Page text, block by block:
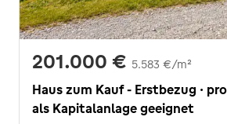
201.000 € 5.583 €/m²
Haus zum Kauf - Erstbezug ·
als Kapitalanlage geeignet